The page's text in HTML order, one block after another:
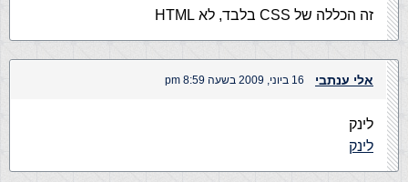
זה הכללה של CSS בלבד, לא HTML
אלי ענתבי 16 ביוני, 2009 בשעה 8:59 pm
לינק
לינק